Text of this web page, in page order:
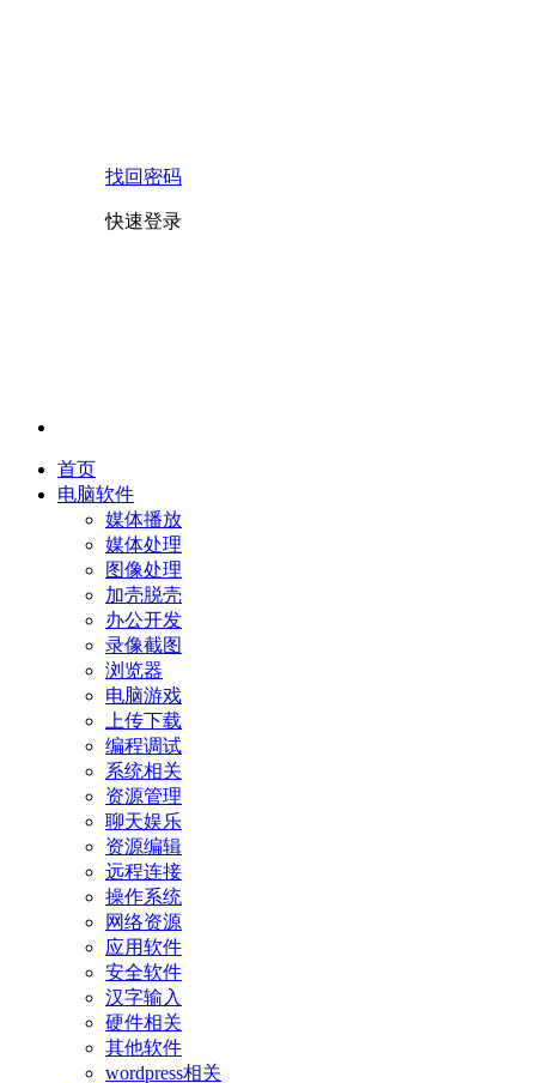
找回密码
快速登录
首页
电脑软件
媒体播放
媒体处理
图像处理
加壳脱壳
办公开发
录像截图
浏览器
电脑游戏
上传下载
编程调试
系统相关
资源管理
聊天娱乐
资源编辑
远程连接
操作系统
网络资源
应用软件
安全软件
汉字输入
硬件相关
其他软件
wordpress相关